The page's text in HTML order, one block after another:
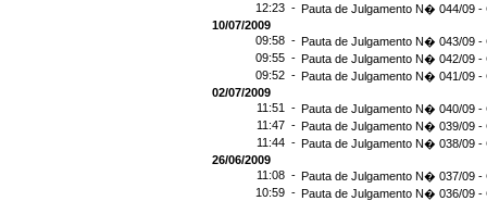
12:23 - Pauta de Julgamento N� 044/09 -
10/07/2009
09:58 - Pauta de Julgamento N� 043/09 -
09:55 - Pauta de Julgamento N� 042/09 -
09:52 - Pauta de Julgamento N� 041/09 -
02/07/2009
11:51 - Pauta de Julgamento N� 040/09 -
11:47 - Pauta de Julgamento N� 039/09 -
11:44 - Pauta de Julgamento N� 038/09 -
26/06/2009
11:08 - Pauta de Julgamento N� 037/09 -
10:59 - Pauta de Julgamento N� 036/09 -